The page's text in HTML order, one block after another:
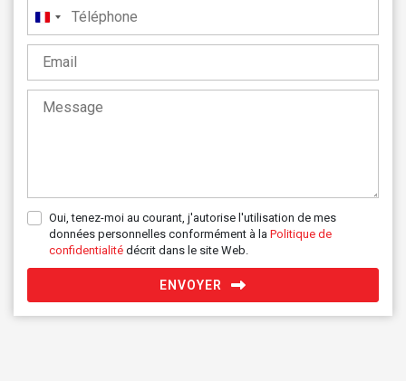
France
+33
Oui, tenez-moi au courant, j'autorise l'utilisation de mes
données personnelles conformément à la Politique de
confidentialité décrit dans le site Web.
ENVOYER